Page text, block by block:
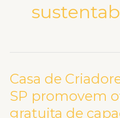
Casa de
SP promovem
gratuita de
Casa
de
Criadores
e